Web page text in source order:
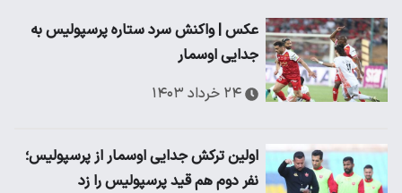
عکس | واکنش سرد ستاره پرسپولیس به
جدایی اوسمار
۲۴ خرداد ۱۴۰۳
اولین ترکش جدایی اوسمار از پرسپولیس؛
نفر دوم هم قید پرسپولیس را زد